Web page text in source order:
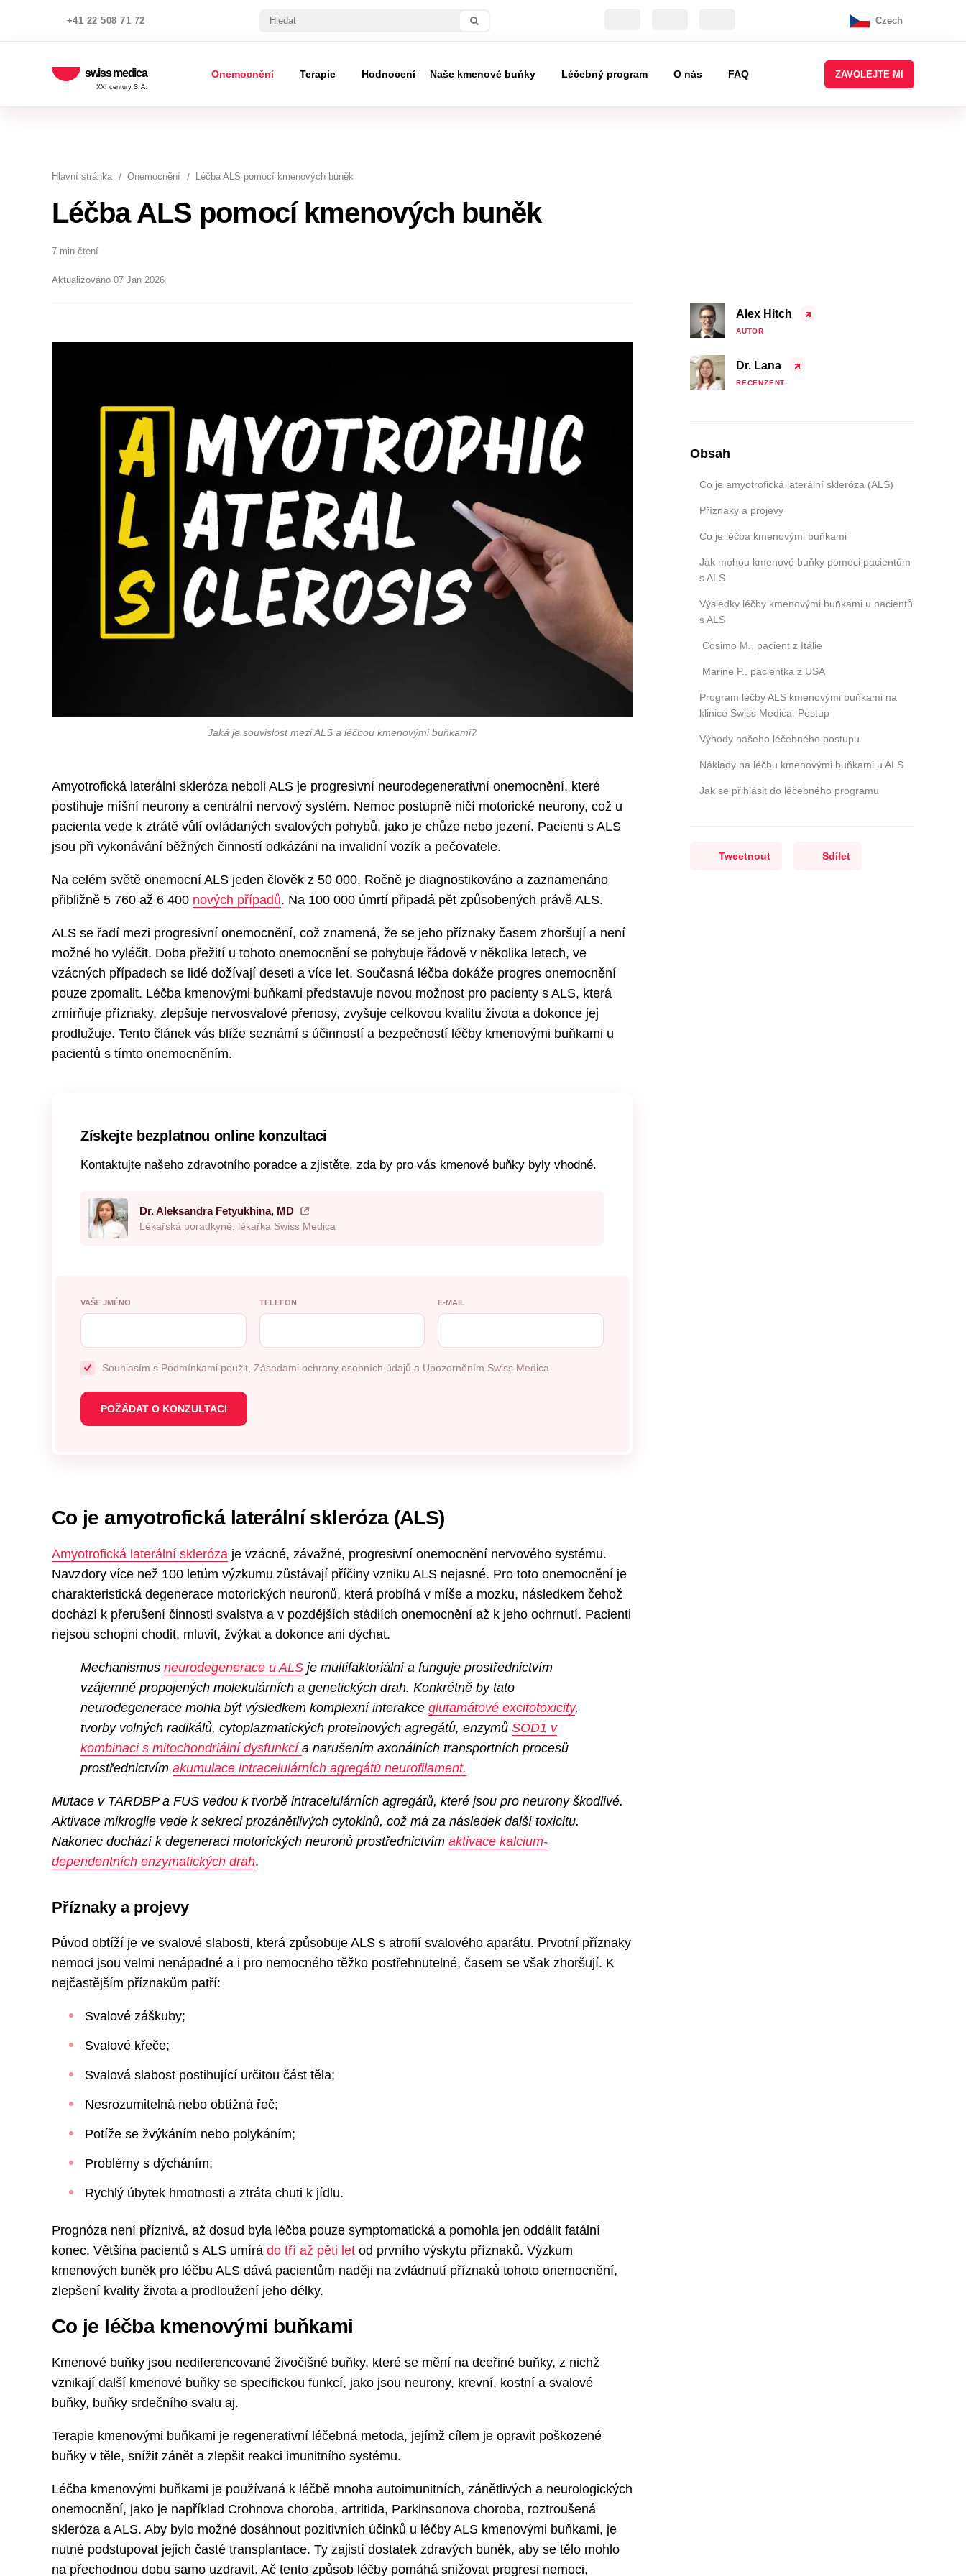
+41 22 508 71 72 Czech
swiss medica
XXI century S.A.
Onemocnění Terapie Hodnocení Naše kmenové buňky Léčebný program O nás FAQ ZAVOLEJTE MI
Hlavní stránka Onemocnění Léčba ALS pomocí kmenových buněk
Léčba ALS pomocí kmenových buněk
7 min čtení
Aktualizováno 07 Jan 2026
Jaká je souvislost mezi ALS a léčbou kmenovými buňkami?
Amyotrofická laterální skleróza neboli ALS je progresivní neurodegenerativní onemocnění, které
postihuje míšní neurony a centrální nervový systém. Nemoc postupně ničí motorické neurony, což u
pacienta vede k ztrátě vůlí ovládaných svalových pohybů, jako je chůze nebo jezení. Pacienti s ALS
jsou při vykonávání běžných činností odkázáni na invalidní vozík a pečovatele.
Na celém světě onemocní ALS jeden člověk z 50 000. Ročně je diagnostikováno a zaznamenáno
přibližně 5 760 až 6 400 nových případů. Na 100 000 úmrtí připadá pět způsobených právě ALS.
ALS se řadí mezi progresivní onemocnění, což znamená, že se jeho příznaky časem zhoršují a není
možné ho vyléčit. Doba přežití u tohoto onemocnění se pohybuje řádově v několika letech, ve
vzácných případech se lidé dožívají deseti a více let. Současná léčba dokáže progres onemocnění
pouze zpomalit. Léčba kmenovými buňkami představuje novou možnost pro pacienty s ALS, která
zmírňuje příznaky, zlepšuje nervosvalové přenosy, zvyšuje celkovou kvalitu života a dokonce jej
prodlužuje. Tento článek vás blíže seznámí s účinností a bezpečností léčby kmenovými buňkami u
pacientů s tímto onemocněním.
Získejte bezplatnou online konzultaci
Kontaktujte našeho zdravotního poradce a zjistěte, zda by pro vás kmenové buňky byly vhodné.
Dr. Aleksandra Fetyukhina, MD
Lékařská poradkyně, lékařka Swiss Medica
VAŠE JMÉNO TELEFON E-MAIL
Souhlasím s Podmínkami použit Zásadami ochrany osobních údajů a Upozorněním Swiss Medica
Co je amyotrofická laterální skleróza (ALS)
Amyotrofická laterální skleróza je vzácné, závažné, progresivní onemocnění nervového systému.
Navzdory více než 100 letům výzkumu zůstávají příčiny vzniku ALS nejasné. Pro toto onemocnění je
charakteristická degenerace motorických neuronů, která probíhá v míše a mozku, následkem čehož
dochází k přerušení činnosti svalstva a v pozdějších stádiích onemocnění až k jeho ochrnutí. Pacienti
nejsou schopni chodit, mluvit, žvýkat a dokonce ani dýchat.
Mechanismus neurodegenerace u ALS je multifaktoriální a funguje prostřednictvím
vzájemně propojených molekulárních a genetických drah. Konkrétně by tato
neurodegenerace mohla být výsledkem komplexní interakce glutamátové excitotoxicity,
tvorby volných radikálů, cytoplazmatických proteinových agregátů, enzymů SOD1 v
kombinaci s mitochondriální dysfunkcí a narušením axonálních transportních procesů
prostřednictvím akumulace intracelulárních agregátů neurofilament.
Mutace v TARDBP a FUS vedou k tvorbě intracelulárních agregátů, které jsou pro neurony škodlivé.
Aktivace mikroglie vede k sekreci prozánětlivých cytokinů, což má za následek další toxicitu.
Nakonec dochází k degeneraci motorických neuronů prostřednictvím aktivace kalcium-
dependentních enzymatických drah.
Příznaky a projevy
Původ obtíží je ve svalové slabosti, která způsobuje ALS s atrofií svalového aparátu. Prvotní příznaky
nemoci jsou velmi nenápadné a i pro nemocného těžko postřehnutelné, časem se však zhoršují. K
nejčastějším příznakům patří:
Svalové záškuby;
Svalové křeče;
Svalová slabost postihující určitou část těla;
Nesrozumitelná nebo obtížná řeč;
Potíže se žvýkáním nebo polykáním;
Problémy s dýcháním;
Rychlý úbytek hmotnosti a ztráta chuti k jídlu.
Prognóza není příznivá, až dosud byla léčba pouze symptomatická a pomohla jen oddálit fatální
konec. Většina pacientů s ALS umírá do tří až pěti let od prvního výskytu příznaků. Výzkum
kmenových buněk pro léčbu ALS dává pacientům naději na zvládnutí příznaků tohoto onemocnění,
zlepšení kvality života a prodloužení jeho délky.
Co je léčba kmenovými buňkami
Kmenové buňky jsou nediferencované živočišné buňky, které se mění na dceřiné buňky, z nichž
vznikají další kmenové buňky se specifickou funkcí, jako jsou neurony, krevní, kostní a svalové
buňky, buňky srdečního svalu aj.
Terapie kmenovými buňkami je regenerativní léčebná metoda, jejímž cílem je opravit poškozené
buňky v těle, snížit zánět a zlepšit reakci imunitního systému.
Léčba kmenovými buňkami je používaná k léčbě mnoha autoimunitních, zánětlivých a neurologických
onemocnění, jako je například Crohnova choroba, artritida, Parkinsonova choroba, roztroušená
skleróza a ALS. Aby bylo možné dosáhnout pozitivních účinků u léčby ALS kmenovými buňkami, je
nutné podstupovat jejich časté transplantace. Ty zajistí dostatek zdravých buněk, aby se tělo mohlo
na přechodnou dobu samo uzdravit. Ač tento způsob léčby pomáhá snižovat progresi nemoci,
Alex Hitch
AUTOR
Dr. Lana
RECENZENT
Obsah
Co je amyotrofická laterální skleróza (ALS)
Příznaky a projevy
Co je léčba kmenovými buňkami
Jak mohou kmenové buňky pomoci pacientům
s ALS
Výsledky léčby kmenovými buňkami u pacientů
s ALS
Cosimo M., pacient z Itálie
Marine P., pacientka z USA
Program léčby ALS kmenovými buňkami na
klinice Swiss Medica. Postup
Výhody našeho léčebného postupu
Náklady na léčbu kmenovými buňkami u ALS
Jak se přihlásit do léčebného programu
Tweetnout Sdílet